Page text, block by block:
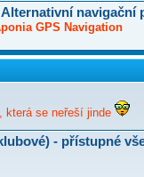
navigační
GPS Navigation
která se neřeší jinde
- přístupné